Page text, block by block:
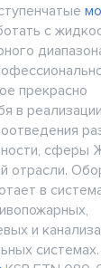
с
прекрасно
в
сферы
отрасли.
в
и
системах.